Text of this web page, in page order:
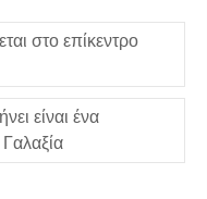
στο επίκεντρο
είναι ένα